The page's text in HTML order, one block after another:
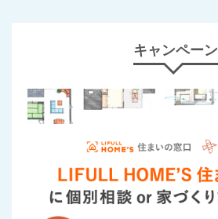
キャンペーン